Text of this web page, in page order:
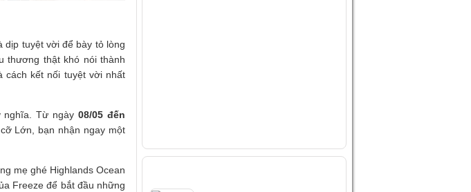
dịp tuyệt vời để bày tỏ lòng
thương thật khó nói thành
cách kết nối tuyệt vời nhất
nghĩa. Từ ngày08/05 đến
Lớn, bạn nhận ngay một
mẹ ghé Highlands Ocean
Freeze để bắt đầu những